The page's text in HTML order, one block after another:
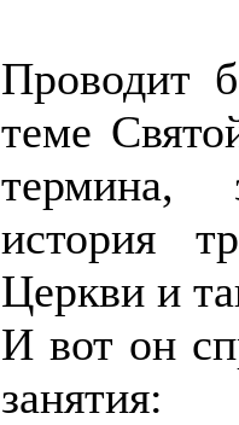
Проводит
теме
термина,
история
Церкви и
И вот он
занятия: